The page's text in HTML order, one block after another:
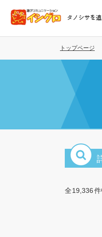
コ
テ
タノシサを
トップページ
全19,336